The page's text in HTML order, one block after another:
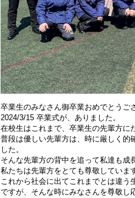
卒業生のみなさん御卒業おめでとうご
2024/3/15 卒業式が、ありました。
在校生はこれまで、卒業生の先輩方に
普段は優しい先輩方は、時に厳しく的
した。
そんな先輩方の背中を追って私達も成
私たちは先輩方をとても尊敬していま
これから社会に出てこれまでとは違う
ですが、そんな時にみなさんを尊敬し